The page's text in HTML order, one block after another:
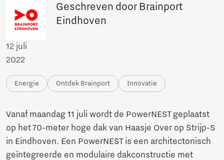
Geschreven door Brainport
Eindhoven
12 juli
2022
Energie Ontdek Brainport Innovatie
Vanaf maandag 11 juli wordt de PowerNEST geplaatst
op het 70-meter hoge dak van Haasje Over op Strijp-S
in Eindhoven. Een PowerNEST is een architectonisch
geïntegreerde en modulaire dakconstructie met